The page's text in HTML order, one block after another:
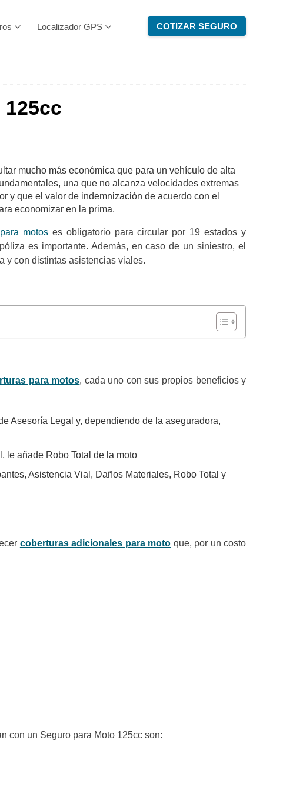
Localizador GPS COTIZAR SEGURO
mucho más económica que para un vehículo de alta
una que no alcanza velocidades extremas
y que el valor de indemnización de acuerdo con el
economizar en la prima.
motos es obligatorio para circular por 19 estados y
es importante. Además, en caso de un siniestro, el
y con distintas asistencias viales.
para motos, cada uno con sus propios beneficios y
Asesoría Legal y, dependiendo de la aseguradora,
le añade Robo Total de la moto
Asistencia Vial, Daños Materiales, Robo Total y
coberturas adicionales para moto que, por un costo
con un Seguro para Moto 125cc son: